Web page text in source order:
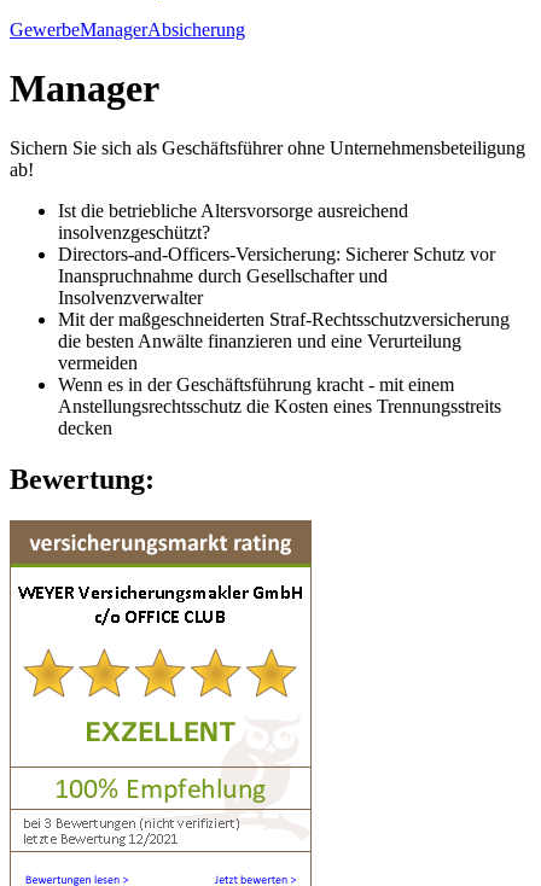
GewerbeManagerAbsicherung
Manager
Sichern Sie sich als Geschäftsführer ohne Unternehmensbeteiligung
ab!
Ist die betriebliche Altersvorsorge ausreichend
insolvenzgeschützt?
Directors-and-Officers-Versicherung: Sicherer Schutz vor
Inanspruchnahme durch Gesellschafter und
Insolvenzverwalter
Mit der maßgeschneiderten Straf-Rechtsschutzversicherung
die besten Anwälte finanzieren und eine Verurteilung
vermeiden
Wenn es in der Geschäftsführung kracht - mit einem
Anstellungsrechtsschutz die Kosten eines Trennungsstreits
decken
Bewertung: